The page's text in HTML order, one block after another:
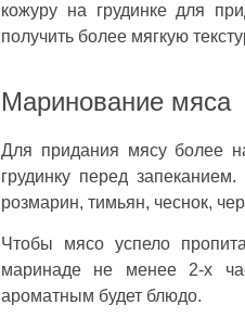
кожуру на грудинке для
получить более мягкую
Маринование мяса
Для придания мясу более
грудинку перед
розмарин, тимьян, чеснок,
Чтобы мясо успело
маринаде не менее 2-х
ароматным будет блюдо.